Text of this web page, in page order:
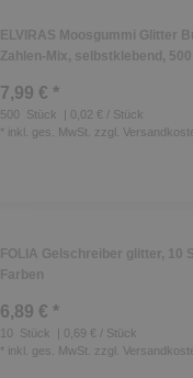
ELVIRAS Moosgummi Glitter
Zahlen-Mix, selbstklebend,
7,99 € *
500 Stück
| 0,02 € / Stück
* inkl. ges. MwSt. zzgl.
FOLIA Gelschreiber glitter, 10
Farben
6,89 € *
10 Stück
| 0,69 € / Stück
* inkl. ges. MwSt. zzgl.